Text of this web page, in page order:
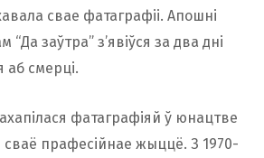
свае фатаграфіі. Апошні
“Да заўтра” з’явіўся за два дні
смерці.
фатаграфіяй ў юнацтве
сваё прафесійнае жыццё. З 1970-